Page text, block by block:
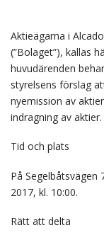
Aktieägarna i
(”Bolaget”), kallas
huvudärenden
styrelsens förslag
nyemission av
indragning av aktier.
Tid och plats
På
2017, kl. 10:00.
Rätt att delta